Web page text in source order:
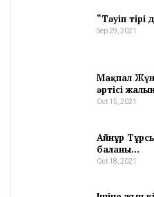
“Тәуіп
Sep 29, 2021
Мақпал
әртісі
Oct 15, 2021
Айнұр
баланы…
Oct 18, 2021